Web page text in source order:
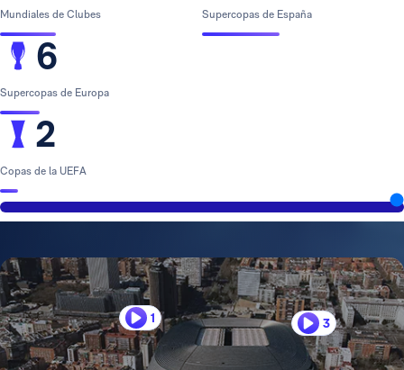
Mundiales de Clubes
6
Supercopas de Europa
2
Copas de la UEFA
Supercopas de España
1 3